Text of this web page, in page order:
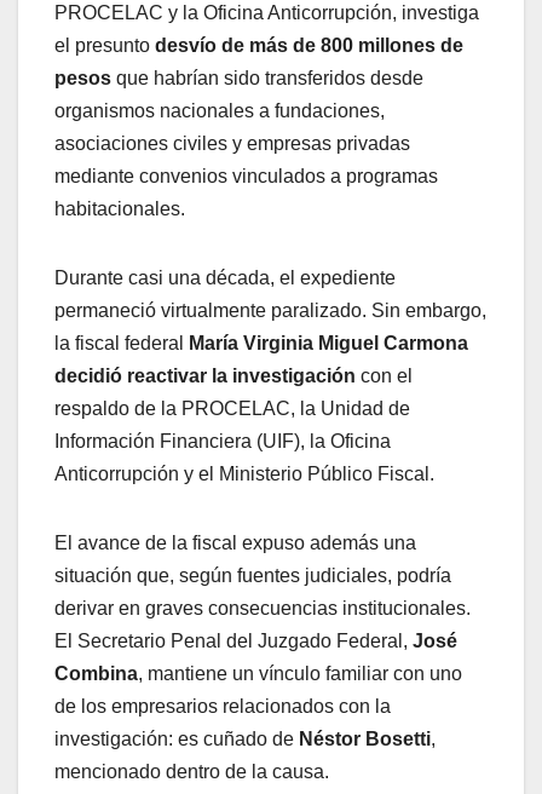
PROCELAC y la Oficina Anticorrupción, investiga
el presunto desvío de más de 800 millones de
pesos que habrían sido transferidos desde
organismos nacionales a fundaciones,
asociaciones civiles y empresas privadas
mediante convenios vinculados a programas
habitacionales.
Durante casi una década, el expediente
permaneció virtualmente paralizado. Sin embargo,
la fiscal federal
María Virginia Miguel Carmona
decidió reactivar la investigación con el
respaldo de la PROCELAC, la Unidad de
Información Financiera (UIF), la Oficina
Anticorrupción y el Ministerio Público Fiscal.
El avance de la fiscal expuso además una
situación que, según fuentes judiciales, podría
derivar en graves consecuencias institucionales.
El Secretario Penal del Juzgado Federal, José
Combina, mantiene un vínculo familiar con uno
de los empresarios relacionados con la
investigación: es cuñado de Néstor Bosetti,
mencionado dentro de la causa.